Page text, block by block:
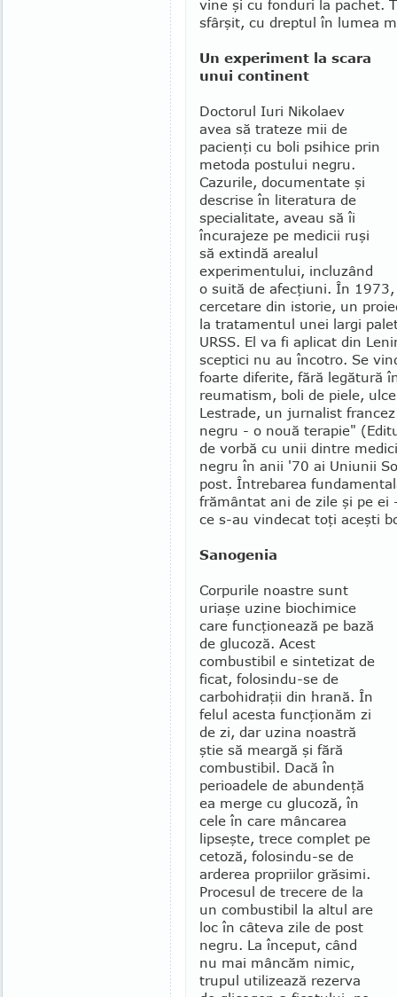
vine şi cu fonduri la pachet.
sfârşit, cu dreptul în lumea
Un experiment la scara
unui continent
Doctorul Iuri Nikolaev
avea să trateze mii de
pacienţi cu boli psihice prin
metoda postului ne­gru.
Cazurile, documentate şi
descrise în litera­tura de
speciali­tate, aveau să îi
încurajeze pe medicii ruşi
să extindă arealul
experimentului, incluzând
o suită de afecţiuni. În
cerce­tare din istorie, un
la tra­tamentul unei largi
URSS. El va fi aplicat din
sceptici nu au înco­tro. Se
foarte diferite, fără legătură
reumatism, boli de piele,
Lestrade, un jurnalist
ne­gru - o nouă terapie"
de vorbă cu unii dintre
negru în anii '70 ai Uniunii
post. Întrebarea
frământat ani de zile şi pe ei
ce s-au vindecat toţi aceşti
Sanogenia
Corpurile noastre sunt
uriaşe uzine biochimice
care funcţionează pe bază
de glucoză. Acest
combus­tibil e sintetizat de
ficat, folosin­du-se de
carbohidraţii din hrană. În
felul acesta funcţionăm zi
de zi, dar uzina noastră
ştie să meargă şi fără
com­bustibil. Dacă în
perioadele de abun­denţă
ea merge cu glucoză, în
cele în care mâncarea
lipseşte, trece com­plet pe
cetoză, folosindu-se de
arderea propriilor grăsimi.
Procesul de trecere de la
un combustibil la altul are
loc în câteva zile de post
negru. La început, când
nu mai mân­căm nimic,
trupul utilizează rezerva